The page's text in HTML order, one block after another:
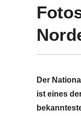
Der
ist eines